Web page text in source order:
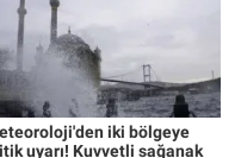
iki bölgeye
uyarı! Kuvvetli sağanak